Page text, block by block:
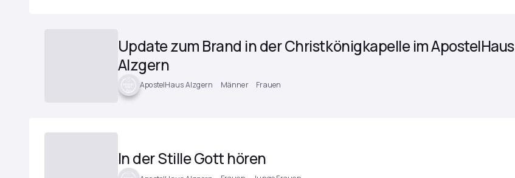
Update zum Brand in der Christkönigkapelle im ApostelHaus
Alzgern
ApostelHaus Alzgern Männer Frauen
In der Stille Gott hören